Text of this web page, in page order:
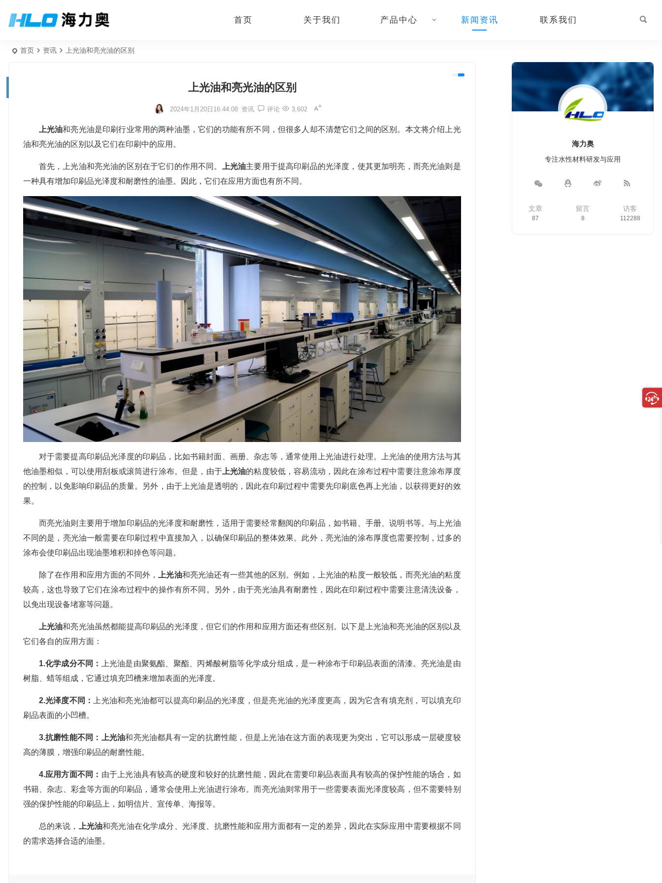
首页 关于我们 产品中心 新闻资讯 联系我们
首页 资讯 上光油和亮光油的区别
上光油和亮光油的区别
2024年1月20日16:44:08 资讯 评论 3,602
上光油和亮光油是印刷行业常用的两种油墨，它们的功能有所不同，但很多人却不清楚它们之间的区别。本文将介绍上光
油和亮光油的区别以及它们在印刷中的应用。
首先，上光油和亮光油的区别在于它们的作用不同。 上光油主要用于提高印刷品的光泽度，使其更加明亮，而亮光油则是
一种具有增加印刷品光泽度和耐磨性的油墨。因此，它们在应用方面也有所不同。
对于需要提高印刷品光泽度的印刷品，比如书籍封面、画册、杂志等，通常使用上光油进行处理。上光油的使用方法与其
他油墨相似，可以使用刮板或滚筒进行涂布。但是，由于上光油的粘度较低，容易流动，因此在涂布过程中需要注意涂布厚度
的控制，以免影响印刷品的质量。另外，由于上光油是透明的，因此在印刷过程中需要先印刷底色再上光油，以获得更好的效
果。
而亮光油则主要用于增加印刷品的光泽度和耐磨性，适用于需要经常翻阅的印刷品，如书籍、手册、说明书等。与上光油
不同的是，亮光油一般需要在印刷过程中直接加入，以确保印刷品的整体效果。此外，亮光油的涂布厚度也需要控制，过多的
涂布会使印刷品出现油墨堆积和掉色等问题。
除了在作用和应用方面的不同外， 上光油和亮光油还有一些其他的区别。例如，上光油的粘度一般较低，而亮光油的粘度
较高，这也导致了它们在涂布过程中的操作有所不同。另外，由于亮光油具有耐磨性，因此在印刷过程中需要注意清洗设备，
以免出现设备堵塞等问题。
上光油和亮光油虽然都能提高印刷品的光泽度，但它们的作用和应用方面还有些区别。以下是上光油和亮光油的区别以及
它们各自的应用方面：
1.化学成分不同：
上光油是由聚氨酯、聚酯、丙烯酸树脂等化学成分组成，是一种涂布于印刷品表面的清漆。亮光油是由
树脂、蜡等组成，它通过填充凹槽来增加表面的光泽度。
2.光泽度不同：
上光油和亮光油都可以提高印刷品的光泽度，但是亮光油的光泽度更高，因为它含有填充剂，可以填充印
刷品表面的小凹槽。
3.抗磨性能不同： 上光油和亮光油都具有一定的抗磨性能，但是上光油在这方面的表现更为突出，它可以形成一层硬度较
高的薄膜，增强印刷品的耐磨性能。
4.应用方面不同： 由于上光油具有较高的硬度和较好的抗磨性能，因此在需要印刷品表面具有较高的保护性能的场合，如
书籍、杂志、彩盒等方面的印刷品，通常会使用上光油进行涂布。而亮光油则常用于一些需要表面光泽度较高，但不需要特别
强的保护性能的印刷品上，如明信片、宣传单、海报等。
总的来说， 上光油和亮光油在化学成分、光泽度、抗磨性能和应用方面都有一定的差异，因此在实际应用中需要根据不同
的需求选择合适的油墨。
海力奥
专注水性材料研发与应用
文章
87
留言
8
访客
112288